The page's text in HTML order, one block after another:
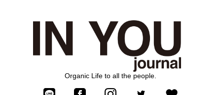
Organic Life to all the people.